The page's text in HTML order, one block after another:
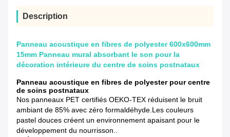
Description
Panneau acoustique en fibres de polyester 600x600mm
15mm Panneau mural absorbant le son pour la
décoration intérieure du centre de soins postnataux
Panneau acoustique en fibres de polyester pour centre
de soins postnataux
Nos panneaux PET certifiés OEKO-TEX réduisent le bruit
ambiant de 85% avec zéro formaldéhyde.Les couleurs
pastel douces créent un environnement apaisant pour le
développement du nourrisson..